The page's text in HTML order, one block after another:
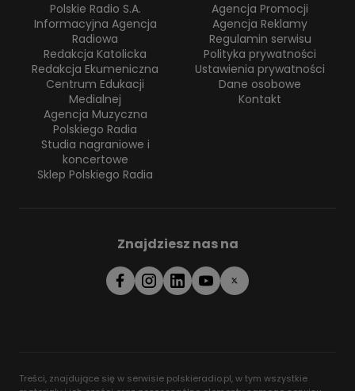
Polskie Radio S.A.
Informacyjna Agencja
Radiowa
Redakcja Katolicka
Redakcja Ekumeniczna
Centrum Edukacji
Medialnej
Agencja Muzyczna
Polskiego Radia
Studia nagraniowe i
koncertowe
Sklep Polskiego Radia
Agencja Promocji
Agencja Reklamy
Regulamin serwisu
Polityka prywatności
Ustawienia prywatności
Dane osobowe
Kontakt
Znajdziesz nas na
Treści, znajdujące się w serwisie polskieradio.pl, w tym wszystkie